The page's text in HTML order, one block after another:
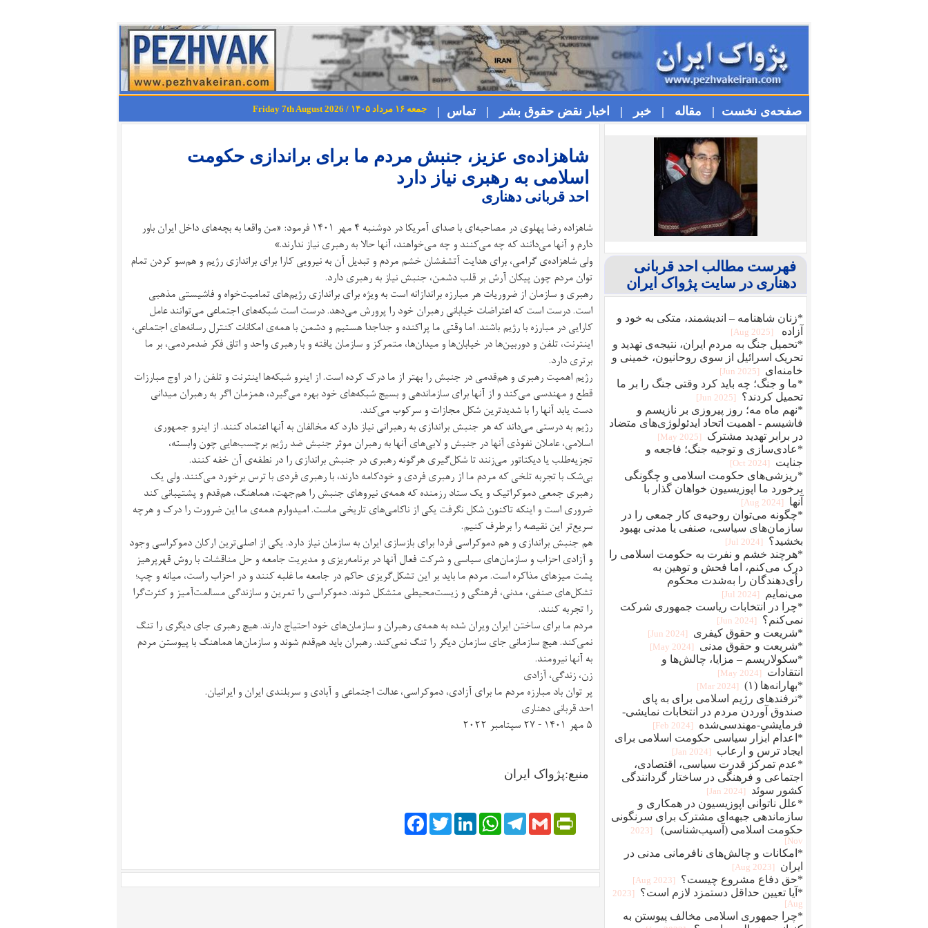
صفحه‌ی نخست | مقاله | خبر | اخبار نقض حقوق بشر | تماس | جمعه ۱۶ مرداد ۱۴۰۵ / Friday 7th August 2026
شاهزاده‌ی عزیز، جنبش مردم ما برای براندازی حکومت
اسلامی به رهبری نیاز دارد
احد قربانی دهناری
شاهزاده رضا پهلوی در مصاحبه‌ای با صدای آمریکا در دوشنبه ۴ مهر ۱۴۰۱ فرمود: «من واقعا به بچه‌های داخل ایران باور
دارم و آنها می‌دانند که چه می‌کنند و چه می‌خواهند، آنها حالا به رهبری نیاز ندارند.»
ولی شاهزاده‌ی گرامی، برای هدایت آتشفشان خشم مردم و تبدیل آن به نیرویی کارا برای براندازی رژیم و هم‌سو کردن تمام
توان مردم چون پیکان آرش بر قلب دشمن، جنبش نیاز به رهبری دارد.
رهبری و سازمان از ضروریات هر مبارزه براندازانه است به ویژه برای براندازی رژیم‌های تمامیت‌خواه و فاشیستی مذهبی
است. درست است که اعتراضات خیابانی رهبران خود را پرورش می‌دهد. درست است شبکه‌های اجتماعی می‌توانند عامل
کارایی در مبارزه با رژیم باشند. اما وقتی ما پراکنده و جداجدا هستیم و دشمن با همه‌ی امکانات کنترل رسانه‌های اجتماعی،
اینترنت، تلفن و دوربین‌ها در خیابان‌ها و میدان‌ها، متمرکز و سازمان یافته و با رهبری واحد و اتاق فکر ضدمردمی، بر ما
برتری دارد.
رژیم اهمیت رهبری و هم‌قدمی در جنبش را بهتر از ما درک کرده است. از اینرو شبکه‌ها اینترنت و تلفن را در اوج مبارزات
قطع و مهندسی می‌کند و از آنها برای سازماندهی و بسیج شبکه‌های خود بهره می‌گیرد، همزمان اگر به رهبران میدانی
دست یابد آنها را با شدیدترین شکل مجازات و سرکوب می‌کند.
رژیم به درستی می‌داند که هر جنبش براندازی به رهبرانی نیاز دارد که مخالفان به آنها اعتماد کنند. از اینرو جمهوری
اسلامی، عاملان نفوذی آنها در جنبش و لابی‌های آنها به رهبران موثر جنبش ضد رژیم برچسب‌هایی چون وابسته،
تجزیه‌طلب یا دیکتاتور می‌زنند تا شکل‌گیری هرگونه رهبری در جنبش براندازی را در نطفه‌ی آن خفه ‌کنند.
بی‌شک با تجربه تلخی که مردم ما از رهبری فردی و خودکامه دارند، با رهبری فردی با ترس برخورد می‌کنند. ولی یک
رهبری جمعی دموکراتیک و یک ستاد رزمنده که همه‌ی نیروهای جنبش را هم‌جهت، هماهنگ، هم‌قدم و پشتیبانی کند
ضروری است و اینکه تاکنون شکل نگرفت یکی از ناکامی‌های تاریخی ماست. امیدوارم همه‌ی ما این ضرورت را درک و هرچه
سریع‌تر این نقیصه را برطرف کنیم.
هم جنبش براندازی و هم دموکراسی فردا برای بازسازی ایران به سازمان نیاز دارد. یکی از اصلی‌ترین ارکان دموکراسی وجود
و آزادی احزاب و سازمان‌های سیاسی و شرکت فعال آنها در برنامه‌ریزی و مدیریت جامعه و حل مناقشات با روش قهرپرهیز
پشت میزهای مذاکره است. مردم ما باید بر این تشکل‌گریزی حاکم در جامعه ما غلبه کنند و در احزاب راست، میانه و چپ؛
تشکل‌های صنفی، مدنی، فرهنگی و زیست‌محیطی متشکل شوند. دموکراسی را تمرین و سازندگی مسالمت‌آمیز و کثرت‌گرا
را تجربه کنند.
مردم ما برای ساختن ایران ویران شده به همه‌ی رهبران و سازمان‌های خود احتیاج دارند. هیچ رهبری جای دیگری را تنگ
نمی‌کند. هیچ سازمانی جای سازمان دیگر را تنگ نمی‌کند. رهبران باید هم‌قدم شوند و سازمان‌ها هماهنگ با پیوستن مردم
به آنها نیرومند.
زن، زندگی، آزادی
پر توان باد مبارزه مردم ما برای آزادی، دموکراسی، عدالت اجتماعی و آبادی و سربلندی ایران و ایرانیان.
احد قربانی دهناری
۵ مهر ۱۴۰۱ - ۲۷ سپتامبر ۲۰۲۲
منبع:پژواک ایران
FacebookTwitterLinkedIn
WhatsAppTelegramGmail
PrintFriendly
فهرست مطالب احد قربانی
دهناری در سایت پژواک ایران
*زنان شاهنامه – اندیشمند، متکی به خود و
آزاده
[2025 Aug]
*تحمیل جنگ به مردم ایران، نتیجه‌ی تهدید و
تحریک اسرائیل از سوی روحانیون، خمینی و
خامنه‌ای
[2025 Jun]
*ما و جنگ؛ چه باید کرد وقتی جنگ را بر ما
تحمیل کردند؟
[2025 Jun]
*نهم ماه مه؛ روز پیروزی بر نازیسم و
فاشیسم - اهمیت اتحاد ایدئولوژی‌های متضاد
در برابر تهدید مشترک
[2025 May]
*عادی‌سازی و توجیه جنگ؛ فاجعه و
جنایت
[2024 Oct]
*ریزشی‌های حکومت اسلامی و چگونگی
برخورد ما اپوزیسیون خواهان گذار با
آنها
[2024 Aug]
*چگونه می‌توان روحیه‌ی کار جمعی را در
سازمان‌های سیاسی، صنفی یا مدنی بهبود
بخشید؟
[2024 Jul]
*هرچند خشم و نفرت به حکومت اسلامی را
درک می‌کنم، اما فحش و توهین به
رأی‌دهندگان را به‌شدت محکوم
می‌نمایم
[2024 Jul]
*چرا در انتخابات ریاست جمهوری شرکت
نمی‌کنم؟
[2024 Jun]
*شریعت و حقوق کیفری [2024 Jun]
*شریعت و حقوق مدنی [2024 May]
*سکولاریسم – مزایا، چالش‌ها و
انتقادات
[2024 May]
*بهارانه‌ها (۱) [2024 Mar]
*ترفندهای رژیم اسلامی برای به پای
صندوق آوردن مردم در انتخابات نمایشی-
فرمایشیِ-مهندسی‌شده
[2024 Feb]
*اعدام ابزار سیاسی حکومت اسلامی برای
ایجاد ترس و ارعاب
[2024 Jan]
*عدم تمرکز قدرت سیاسی، اقتصادی،
اجتماعی و فرهنگی در ساختار گردانندگی
کشور سوئد
[2024 Jan]
*علل ناتوانی اپوزیسیون در همکاری و
سازماندهی جبهه‌ای مشترک برای سرنگونی
حکومت اسلامی (آسیب‌شناسی)
[2023
Nov]
*امکانات و چالش‌های نافرمانی مدنی در
ایران
[2023 Aug]
*حق دفاع مشروع چیست؟ [2023 Aug]
*آیا تعیین حداقل دستمزد لازم است؟
[2023
Aug]
*چرا جمهوری اسلامی مخالف پیوستن به